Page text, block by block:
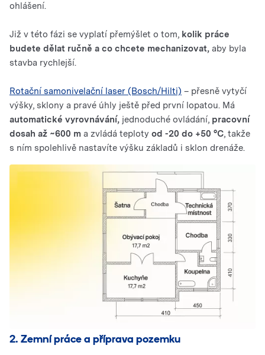
ohlášení.
Již v této fázi se vyplatí přemýšlet o tom, kolik práce
budete dělat ručně a co chcete mechanizovat, aby byla
stavba rychlejší.
Rotační samonivelační laser (Bosch/Hilti) – přesně vytyčí
výšky, sklony a pravé úhly ještě před první lopatou. Má
automatické vyrovnávání, jednoduché ovládání, pracovní
dosah až ~600 m a zvládá teploty od -20 do +50 °C, takže
s ním spolehlivě nastavíte výšku základů i sklon drenáže.
2. Zemní práce a příprava pozemku